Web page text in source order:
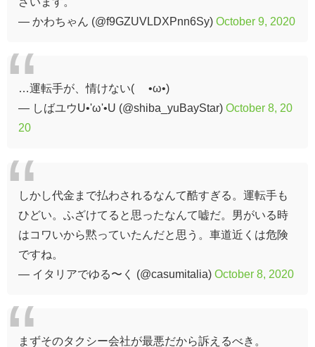
— かわちゃん (@f9GZUVLDXPnn6Sy) October 9, 2020
…運転手が、情けない( ´•ω•)
— しばユウU•'ω'•U (@shiba_yuBayStar) October 8, 20
20
しかし代金まで払わされるなんて酷すぎる。運転手も
ひどい。ふざけてると思ったなんて嘘だ。男がいる時
はコワいから黙っていたんだと思う。車道近くは危険
ですね。
— イタリアでゆる〜く (@casumitalia) October 8, 2020
まずそのタクシー会社が最悪だから訴えるべき。